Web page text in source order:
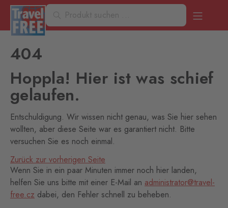
404
Hoppla! Hier ist was schief
gelaufen.
Entschuldigung. Wir wissen nicht genau, was Sie hier sehen
wollten, aber diese Seite war es garantiert nicht. Bitte
versuchen Sie es noch einmal.
Zurück zur vorherigen Seite
Wenn Sie in ein paar Minuten immer noch hier landen,
helfen Sie uns bitte mit einer E-Mail an administrator@travel-
free.cz dabei, den Fehler schnell zu beheben.